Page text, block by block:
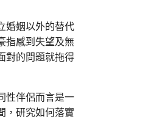
婚姻以外的替代
指感到失望及無
對的問題就拖得
性伴侶而言是一
，研究如何落實